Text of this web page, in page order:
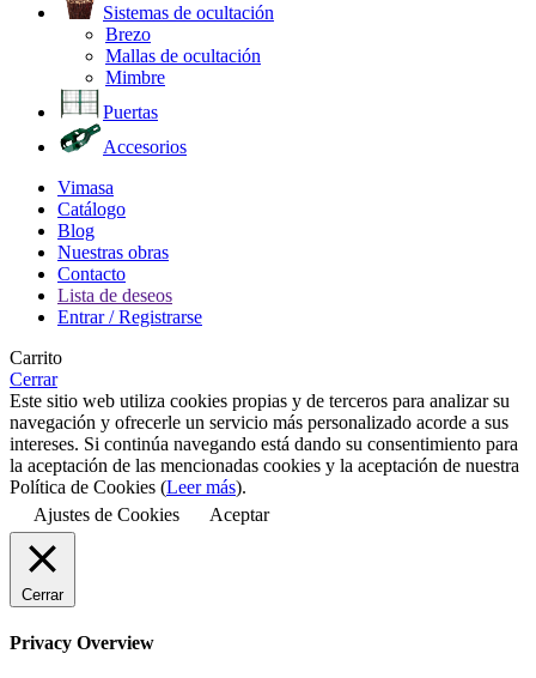
Sistemas de ocultación
Brezo
Mallas de ocultación
Mimbre
Puertas
Accesorios
Vimasa
Catálogo
Blog
Nuestras obras
Contacto
Lista de deseos
Entrar / Registrarse
Carrito
Cerrar
Este sitio web utiliza cookies propias y de terceros para analizar su
navegación y ofrecerle un servicio más personalizado acorde a sus
intereses. Si continúa navegando está dando su consentimiento para
la aceptación de las mencionadas cookies y la aceptación de nuestra
Política de Cookies (Leer más).
Ajustes de Cookies
Aceptar
Cerrar
Privacy Overview